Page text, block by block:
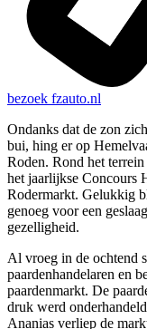
bezoek fzauto.nl
Ondanks dat de zon
bui, hing er op
Roden. Rond het
het jaarlijkse Concours
Rodermarkt. Gelukkig
genoeg voor een
gezelligheid.
Al vroeg in de ochtend
paardenhandelaren en
paardenmarkt. De
druk werd
Ananias verliep de